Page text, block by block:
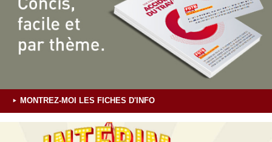
MONTREZ-MOI LES FICHES D'INFO